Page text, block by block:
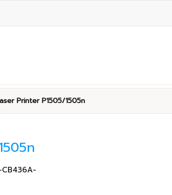
Printer P1505/1505n
CB436A-